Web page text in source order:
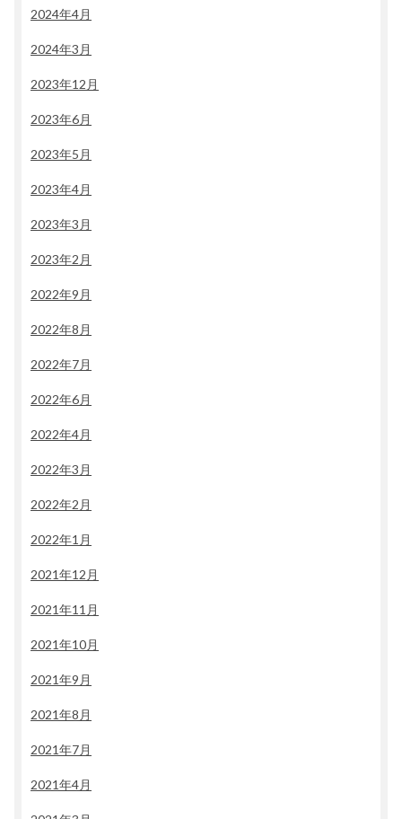
2024年4月
2024年3月
2023年12月
2023年6月
2023年5月
2023年4月
2023年3月
2023年2月
2022年9月
2022年8月
2022年7月
2022年6月
2022年4月
2022年3月
2022年2月
2022年1月
2021年12月
2021年11月
2021年10月
2021年9月
2021年8月
2021年7月
2021年4月